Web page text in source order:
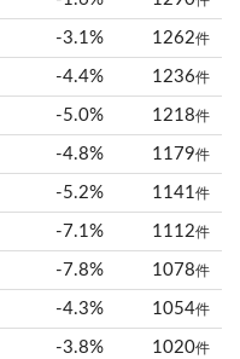
-3.1% 1262件
-4.4% 1236件
-5.0% 1218件
-4.8% 1179件
-5.2% 1141件
-7.1% 1112件
-7.8% 1078件
-4.3% 1054件
-3.8% 1020件